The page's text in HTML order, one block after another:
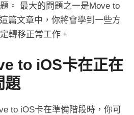
。 最大的問題之一是Move to
篇文章中，你將會學到一些方
轉移正常工作。
to iOS卡在正在
題
to iOS卡在準備階段時，你可